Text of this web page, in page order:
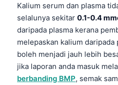
Kalium serum dan plasma
selalunya sekitar 0.1-0.4
daripada plasma kerana
melepaskan kalium
boleh menjadi jauh lebih
jika laporan anda masuk
berbanding BMP, semak